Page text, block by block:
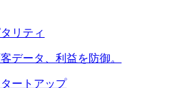
リティ
データ、利益を防御。
ートアップ